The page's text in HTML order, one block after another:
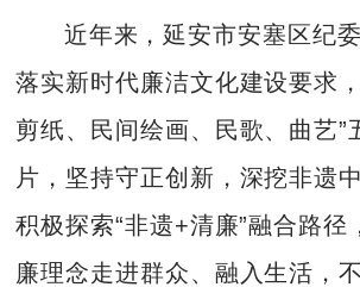
近年来，延安市安塞区纪
落实新时代廉洁文化建设要求，
剪纸、民间绘画、民歌、曲艺”
片，坚持守正创新，深挖非遗
积极探索“非遗+清廉”融合路径
廉理念走进群众、融入生活，